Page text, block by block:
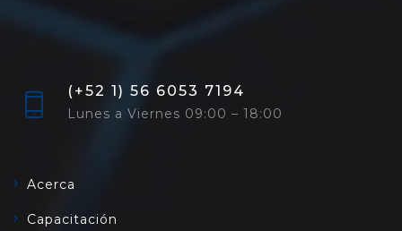
(+52 1) 56 6053 7194
Lunes a Viernes 09:00 – 18:00
Acerca
Capacitación